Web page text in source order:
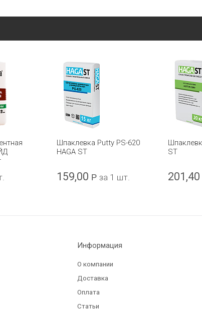
Шпаклевка Putty PS-620
HAGA ST
159,00 Р за 1 шт.
ST
201,40
Информация
О компании
Доставка
Оплата
Статьи